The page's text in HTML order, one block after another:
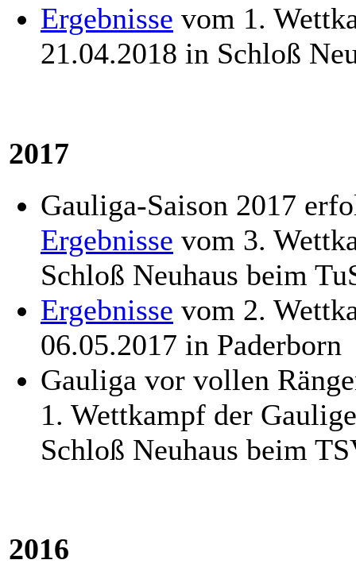
Ergebnisse vom 1.
21.04.2018 in Schloß
2017
Gauliga-Saison 2017
Ergebnisse vom 3.
Schloß Neuhaus beim
Ergebnisse vom 2.
06.05.2017 in Paderborn
Gauliga vor vollen
1. Wettkampf der
Schloß Neuhaus beim
2016